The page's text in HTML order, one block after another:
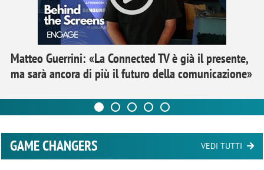
Matteo Guerrini: «La Connected TV è già il presente,
ma sarà ancora di più il futuro della comunicazione»
GAME CHANGERS VEDI TUTTI